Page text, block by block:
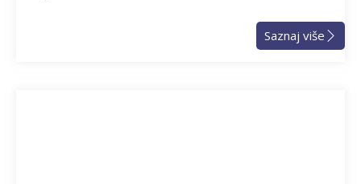
Saznaj više